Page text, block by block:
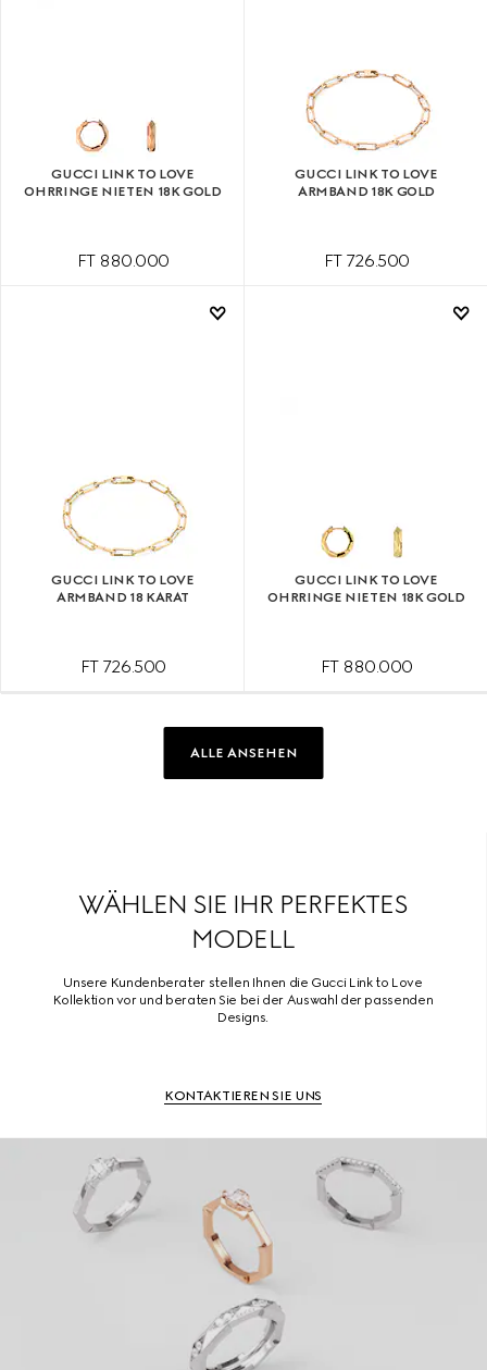
GUCCI LINK TO LOVE
OHRRINGE NIETEN 18K GOLD
FT 880.000
GUCCI LINK TO LOVE
ARMBAND 18K GOLD
FT 726.500
GUCCI LINK TO LOVE
ARMBAND 18 KARAT
FT 726.500
GUCCI LINK TO LOVE
OHRRINGE NIETEN 18K GOLD
FT 880.000
ALLE ANSEHEN
WÄHLEN SIE IHR PERFEKTES
MODELL
Unsere Kundenberater stellen Ihnen die Gucci Link to Love
Kollektion vor und beraten Sie bei der Auswahl der passenden
Designs.
KONTAKTIEREN SIE UNS